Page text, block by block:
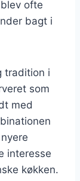
ofte
bagt i
tradition i
som
med
interesse
køkken.